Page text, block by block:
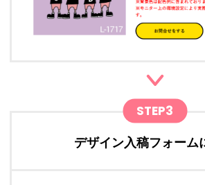
STEP3
デザイン入稿フォーム